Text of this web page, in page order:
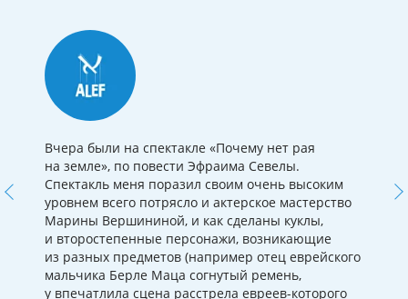
Вчера были на спектакле «Почему нет рая
на земле», по повести Эфраима Севелы.
Спектакль меня поразил своим очень высоким
уровнем всего потрясло и актерское мастерство
Марины Вершининой, и как сделаны куклы,
и второстепенные персонажи, возникающие
из разных предметов (например отец еврейского
мальчика Берле Маца согнутый ремень,
у впечатлила сцена расстрела евреев-которого